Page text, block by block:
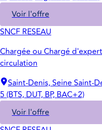
Voir l'offre
SNCF RESEAU
Chargée ou Chargé
circulation
Saint-Denis, Seine Saint-
5 (BTS, DUT, BP, BAC+2)
Voir l'offre